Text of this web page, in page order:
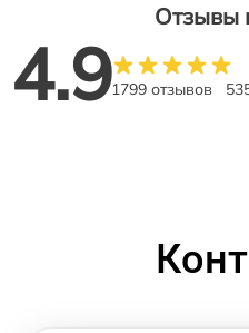
Отзывы
4.91799 отзывов